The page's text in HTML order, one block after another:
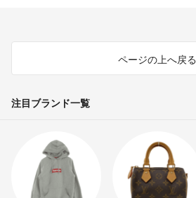
ページの上へ戻る
注目ブランド一覧